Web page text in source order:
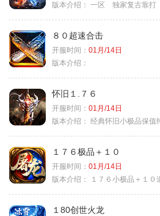
版本介绍： 一区 独家复古靠
８０超速合击
开服时间： 01月/14日
版本介绍：
怀旧１.７６
开服时间： 01月/14日
版本介绍： 经典怀旧小极品保值
１７６极品＋１０
开服时间： 01月/14日
版本介绍：
１７６小极品＋１０
１80创世火龙